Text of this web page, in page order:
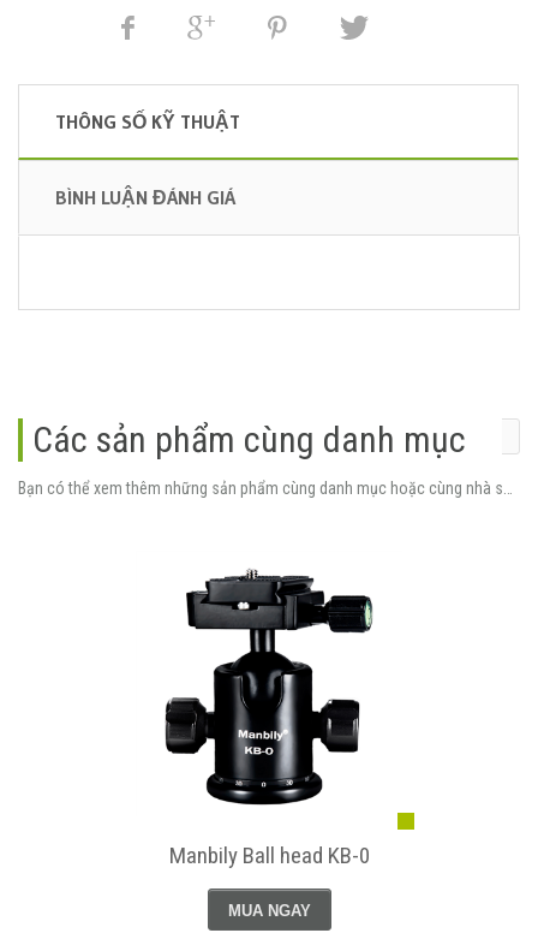
THÔNG SỐ KỸ THUẬT
BÌNH LUẬN ĐÁNH GIÁ
Các sản phẩm cùng danh mục
Manbily Ball head KB-0
MUA NGAY